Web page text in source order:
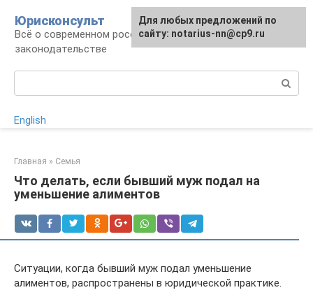
контенту
Юрисконсульт
Всё о современном российском
законодательстве
English
Главная » Семья
Что делать, если бывший муж подал на
уменьшение алиментов
Ситуации, когда бывший муж подал уменьшение
алиментов, распространены в юридической практике.
Для любых предложений по
сайту: notarius-nn@cp9.ru